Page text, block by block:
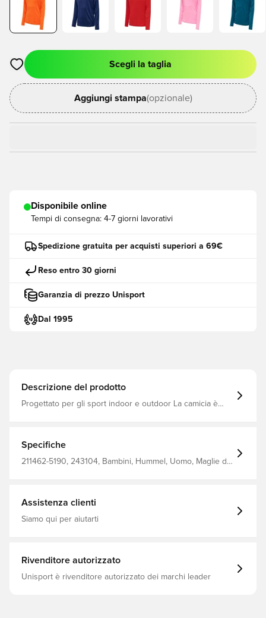
Apre una finestra modale per accedere o registrarsi come
Scegli la taglia
Aggiungi stampa(opzionale)
Disponibile online
Tempi di consegna: 4-7 giorni lavorativi
Spedizione gratuita per acquisti superiori a 69€
Reso entro 30 giorni
Garanzia di prezzo Unisport
Dal 1995
Descrizione del prodotto
Progettato per gli sport indoor e outdoor La camicia è
che La mantiene fresca e asciutta grazie all'elevata
traspirabilità e alle proprietà di asciugatura rapida
Realizzato al 100% in poliestere.
Specifiche
211462-5190, 243104, Bambini, Hummel, Uomo, Maglie da
Assistenza clienti
Siamo qui per aiutarti
Rivenditore autorizzato
Unisport è rivenditore autorizzato dei marchi leader